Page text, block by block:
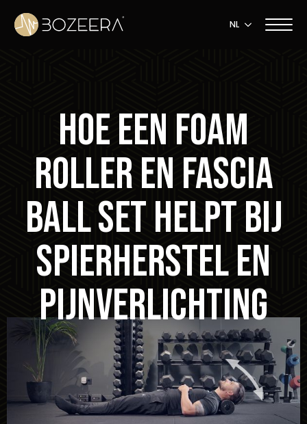
NL
Hoe een Foam
Roller en Fascia
Ball Set Helpt bij
Spierherstel en
Pijnverlichting